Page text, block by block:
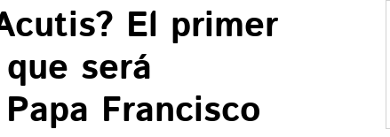
El primer
será
Francisco